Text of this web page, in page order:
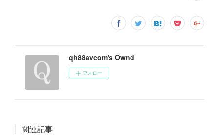
qh88avcom's Ownd
フォロー
関連記事